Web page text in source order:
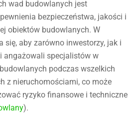
wad budowlanych jest
bezpieczeństwa, jakości i
obiektów budowlanych. W
się, aby zarówno inwestorzy, jak i
angażowali specjalistów w
podczas wszelkich
z nieruchomościami, co może
ryzyko finansowe i techniczne
).